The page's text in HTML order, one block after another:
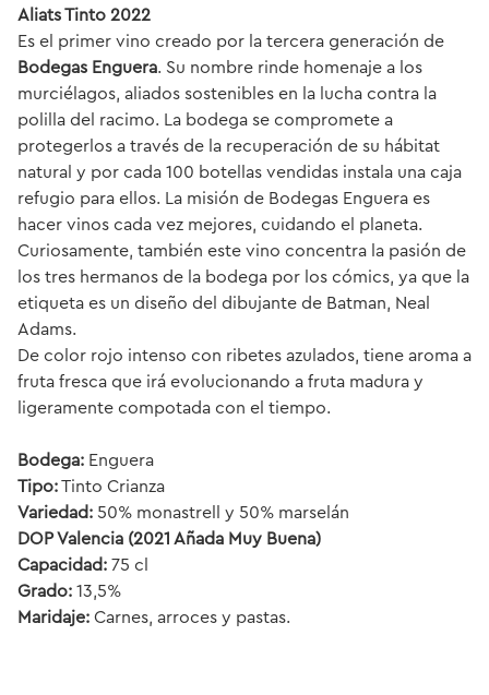
Aliats Tinto 2022
Es el primer vino creado por la tercera generación de
Bodegas Enguera. Su nombre rinde homenaje a los
murciélagos, aliados sostenibles en la lucha contra la
polilla del racimo. La bodega se compromete a
protegerlos a través de la recuperación de su hábitat
natural y por cada 100 botellas vendidas instala una caja
refugio para ellos. La misión de Bodegas Enguera es
hacer vinos cada vez mejores, cuidando el planeta.
Curiosamente, también este vino concentra la pasión de
los tres hermanos de la bodega por los cómics, ya que la
etiqueta es un diseño del dibujante de Batman, Neal
Adams.
De color rojo intenso con ribetes azulados, tiene aroma a
fruta fresca que irá evolucionando a fruta madura y
ligeramente compotada con el tiempo.
Bodega: Enguera
Tipo:Tinto Crianza
Variedad: 50% monastrell y 50% marselán
DOP Valencia (2021 Añada Muy Buena)
Capacidad: 75 cl
Grado: 13,5%
Maridaje: Carnes, arroces y pastas.